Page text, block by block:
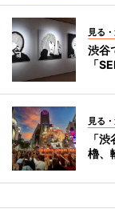
見る
渋谷
「
見る
「
櫓、